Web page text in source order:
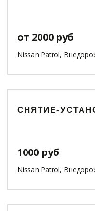
от 2000 руб
Nissan Patrol,
СНЯТИЕ-
1000 руб
Nissan Patrol,